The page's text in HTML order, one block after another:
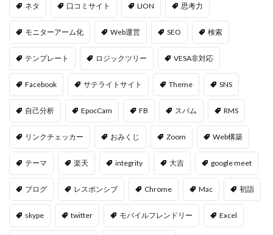
ネタ 口コミサイト LION 思考力
モニターアーム化 Web運営 SEO 検索
テンプレート ロジックツリー VESA非対応
Facebook サテライトサイト Theme SNS
自己分析 EpocCam FB スパム RMS
リンクチェッカー おみくじ Zoom Web構築
テーマ 楽天 integrity 大吉 google meet
ブログ レスポンシブ Chrome Mac 初詣
skype twitter モバイルフレンドリー Excel